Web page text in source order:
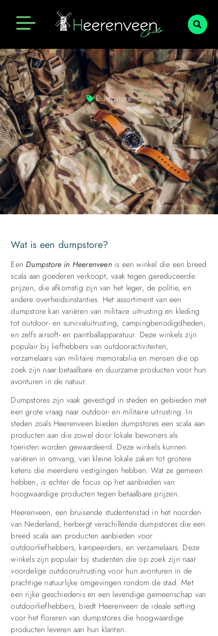
Dumpstore
Wat is een dumpstore?
Een Dumpstore in Heerenveenis een winkel die een breed
scala aan goederen verkoopt, vaak tegen gereduceerde
prijzen, die afkomstig zijn van het leger, de politie, en
andere overheidsinstanties. Het assortiment van een
dumpstore kan variëren van militaire uitrusting en kleding
tot outdoor- en survivaluitrusting, campingbenodigdheden,
en zelfs airsoft- en paintballapparatuur. Deze winkels zijn
populair bij liefhebbers van outdooractiviteiten,
verzamelaars van militaire memorabilia en mensen die op
zoek zijn naar betaalbare en duurzame producten voor hun
avonturen in de natuur.
Dumpstores zijn vaak gevestigd in steden en gebieden met
een grote vraag naar outdoor- en militaire uitrusting. In
steden zoals Heerenveen bieden dumpstores een scala aan
producten aan die zowel door lokale bewoners als
toeristen worden gewaardeerd. Deze winkels kunnen
variëren in omvang, van kleine lokale zaken tot grotere
ketens die meerdere vestigingen hebben. Wat ze gemeen
hebben, is echter de focus op het aanbieden van
hoogwaardige producten tegen betaalbare prijzen.
Heerenveen, een bruisende studentenstad in het noorden
van Nederland, herbergt verschillende dumpstores die een
breed scala aan producten aanbieden voor
outdoorliefhebbers, kampeerders, en verzamelaars. Deze
winkels zijn populair bij studenten die op zoek zijn naar
voordelige outdooruitrusting voor hun avonturen in de
prachtige natuurlijke omgevingen rondom de stad. Met
een rijke geschiedenis en een levendige gemeenschap van
outdoorliefhebbers, biedt Heerenveen de ideale setting
voor het floreren van dumpstores die hoogwaardige
producten leveren aan hun klanten.